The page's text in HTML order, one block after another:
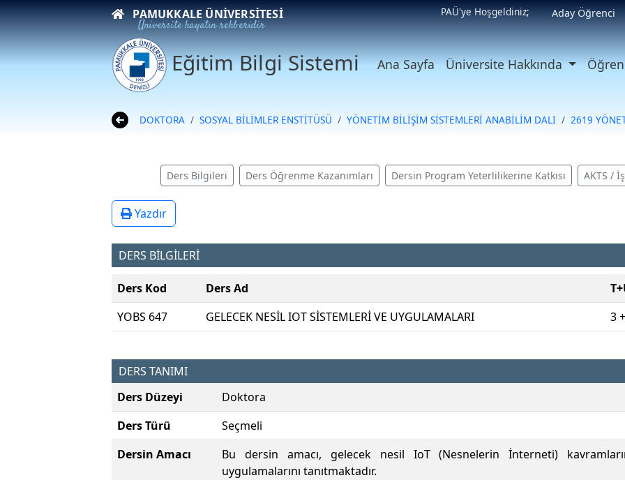
PAMUKKALE ÜNIVERSITESI
Üniversite hayatın rehberidir
PAÜ'ye Hoşgeldiniz; Aday Öğrenci
Eğitim Bilgi Sistemi Ana Sayfa Üniversite Hakkında
DOKTORA SOSYAL BİLİMLER ENSTİTÜSÜ YÖNETİM BİLİŞİM SİSTEMLERİ ANABİLİM DALI 2619
Ders Bilgileri Ders Öğrenme Kazanımları Dersin Program Yeterlilikerine Katkısı AKTS /
Yazdır
DERS BİLGİLERİ
Ders Kod Ders Ad
YOBS 647
GELECEK NESİL IOT SİSTEMLERİ VE UYGULAMALARI 3
DERS TANIMI
Ders Düzeyi
Doktora
Ders Türü
Seçmeli
Dersin Amacı
Bu dersin amacı, gelecek nesil IoT (Nesnelerin İnterneti)
uygulamalarını tanıtmaktadır.